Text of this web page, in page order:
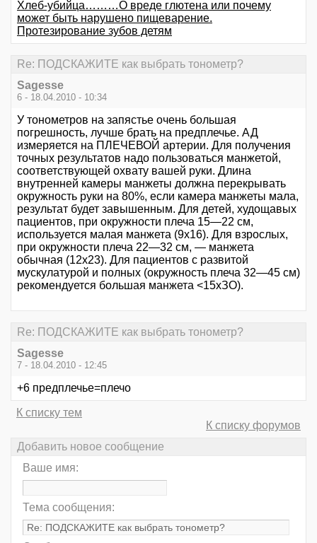
Хлеб-убийца………О вреде глютена или почему
может быть нарушено пищеварение.
Протезирование зубов детям
Re: ПОДСКАЖИТЕ как выбрать тонометр?
Sagesse
6 - 18.04.2010 - 10:34
У тонометров на запястье очень большая
погрешность, лучше брать на предплечье. АД
измеряется на ПЛЕЧЕВОЙ артерии. Для получения
точных результатов надо пользоваться манжетой,
соответствующей охвату вашей руки. Длина
внутренней камеры манжеты должна перекрывать
окружность руки на 80%, если камера манжеты мала,
результат будет завышенным. Для детей, худощавых
пациентов, при окружности плеча 15—22 см,
используется малая манжета (9x16). Для взрослых,
при окружности плеча 22—32 см, — манжета
обычная (12x23). Для пациентов с развитой
мускулатурой и полных (окружность плеча 32—45 см)
рекомендуется большая манжета <15хЗО).
Re: ПОДСКАЖИТЕ как выбрать тонометр?
Sagesse
7 - 18.04.2010 - 12:45
+6 предплечье=плечо
К списку тем
К списку форумов
Добавить новое сообщение
Ваше имя:
Тема сообщения: